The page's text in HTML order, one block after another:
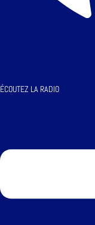
ÉCOUTEZ LA RADIO